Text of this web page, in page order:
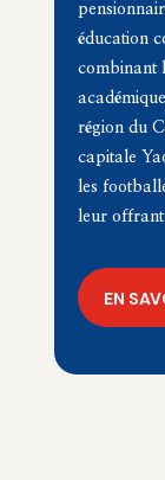
éducation
combinant
région du
capitale
les
leur offrant
EN